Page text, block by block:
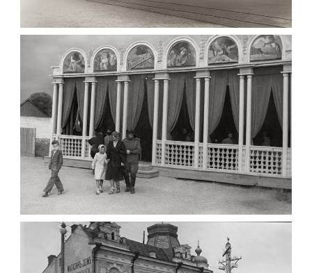
МАРІЇНСЬКА ЖІНОЧА ГІМНАЗІЯ ЖИТОМИР 1903
Фото Житомира період до 1917
року
Leave a comment
ПАВІЛЬЙОН МОРОЗИВА ЖИТОМИР 1947
Фото Житомир (1945-1960)
Leave a comment